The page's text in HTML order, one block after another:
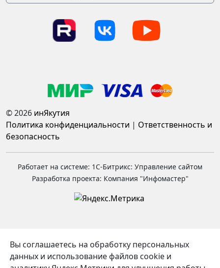
© 2026 инЯкутия
Политика конфиденциальности | Ответственность и
безопасность
Работает на системе: 1С-Битрикс: Управление сайтом
Разработка проекта: Компания "Инфомастер"
Вы соглашаетесь на обработку персональных
данных и использование файлов cookie и